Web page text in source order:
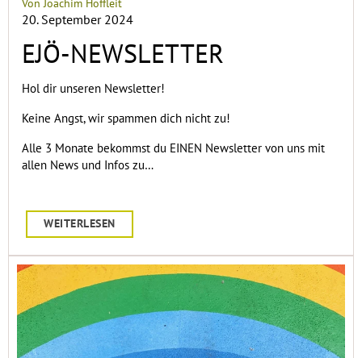
Von Joachim Hoffleit
20. September 2024
EJÖ-NEWSLETTER
Hol dir unseren Newsletter!
Keine Angst, wir spammen dich nicht zu!
Alle 3 Monate bekommst du EINEN Newsletter von uns mit
allen News und Infos zu…
WEITERLESEN